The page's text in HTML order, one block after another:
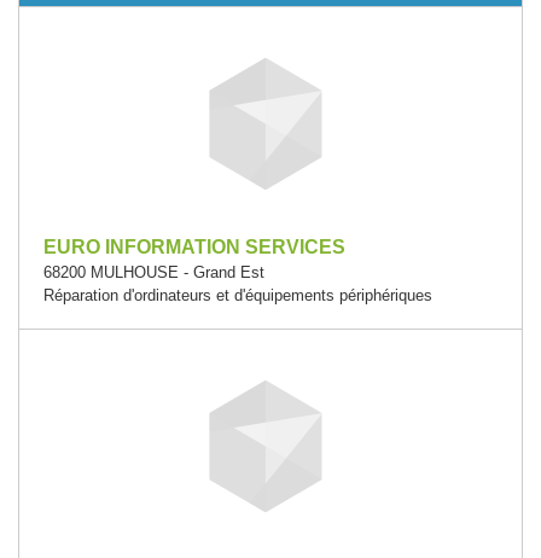
EURO INFORMATION SERVICES
68200 MULHOUSE - Grand Est
Réparation d'ordinateurs et d'équipements périphériques